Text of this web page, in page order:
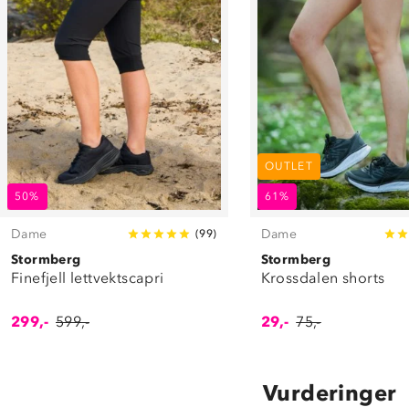
50%
Dame (99)
Stormberg
Finefjell lettvektscapri
299,- 599,-
OUTLET
61%
Dame
Stormberg
Krossdalen shorts
29,- 75,-
Vurderinger